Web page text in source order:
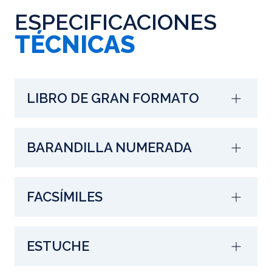
ESPECIFICACIONES
TÉCNICAS
LIBRO DE GRAN FORMATO
BARANDILLA NUMERADA
FACSÍMILES
ESTUCHE